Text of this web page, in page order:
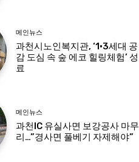
메인뉴스
과천시노인복지관, ‘1·3세대 공
감 도심 속 숲 에코 힐링체험’ 성
료
메인뉴스
과천IC 유실사면 보강공사 마무
리…”경사면 풀베기 자제해야”